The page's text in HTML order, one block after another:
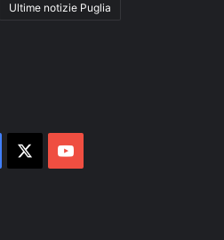
Ultime notizie Puglia
Facebook